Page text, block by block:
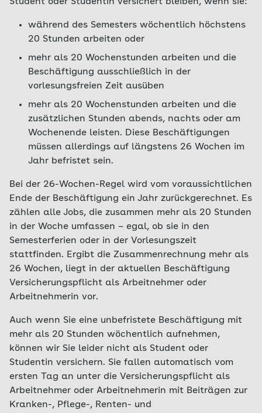
Bitte beachten Sie: Beschäftigungen, die länger
als drei Monate oder 70 Arbeitstage andauern,
gelten als regelmäßig und sind nicht mehr
mitversichert sein.
die Mitarbeit in Hochschulgremien
die Ablehnung im Auswahlverfahren zum
gewählten Studium
freiwilliger Wehrdienst oder
Bundesfreiwilligendienst
ein Freiwilliges Soziales beziehungsweise
Ökologisches Jahr
ein studienvorbereitender Sprachkurs mit
Prüfungsabschluss der DSH (Deutsche
Sprachprüfung für den Hochschulzugang)
Abschluss durch Feststellungsprüfung
Bitte wenden Sie sich direkt an Ihre AOK vor Ort ,
um Einzelheiten für eine Verlängerung der
studentischen Krankenversicherung zu
besprechen.
während des Semesters wöchentlich höchstens
20 Stunden arbeiten oder
mehr als 20 Wochenstunden arbeiten und die
Beschäftigung ausschließlich in der
vorlesungsfreien Zeit ausüben
mehr als 20 Wochenstunden arbeiten und die
zusätzlichen Stunden abends, nachts oder am
Wochenende leisten. Diese Beschäftigungen
müssen allerdings auf längstens 26 Wochen im
Jahr befristet sein.
Bei der 26-Wochen-Regel wird vom voraussichtlichen
Ende der Beschäftigung ein Jahr zurückgerechnet. Es
zählen alle Jobs, die zusammen mehr als 20 Stunden
in der Woche umfassen – egal, ob sie in den
Semesterferien oder in der Vorlesungszeit
stattfinden. Ergibt die Zusammenrechnung mehr als
26 Wochen, liegt in der aktuellen Beschäftigung
Versicherungspflicht als Arbeitnehmer oder
Arbeitnehmerin vor.
Auch wenn Sie eine unbefristete Beschäftigung mit
mehr als 20 Stunden wöchentlich aufnehmen,
können wir Sie leider nicht als Student oder
Studentin versichern. Sie fallen automatisch vom
ersten Tag an unter die Versicherungspflicht als
Arbeitnehmer oder Arbeitnehmerin mit Beiträgen zur
Kranken-, Pflege-, Renten- und